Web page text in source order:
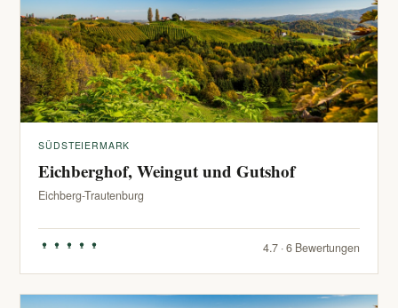
SÜDSTEIERMARK
Eichberghof, Weingut und Gutshof
Eichberg-Trautenburg
4.7 · 6 Bewertungen